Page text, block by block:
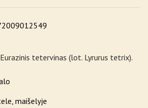
tetervinas (lot. Lyrurus tetrix).
maišelyje